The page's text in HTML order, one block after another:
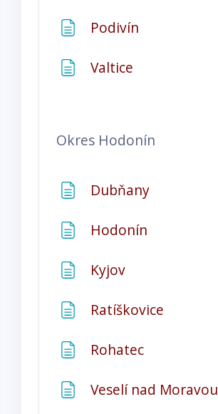
Podivín
Valtice
Okres Hodonín
DubňanyStránka
Hodonín
KyjovStránka
Ratíškovice
RohatecStránka
Veselí nad Moravou